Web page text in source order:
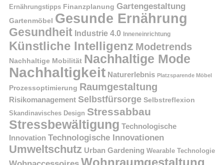
Ernährungstipps Finanzplanung Gartengestaltung
Gartenmöbel Gesunde Ernährung
Gesundheit Industrie 4.0 Inneneinrichtung
Künstliche Intelligenz Modetrends
Nachhaltige Mobilität Nachhaltige Mode
Nachhaltigkeit Naturerlebnis Platzsparende Möbel
Prozessoptimierung Raumgestaltung
Risikomanagement Selbstfürsorge Selbstreflexion
Skandinavisches Design Stressabbau
Stressbewältigung Technologische
Innovation Technologische Innovationen
Umweltschutz Urban Gardening Wearable Technologie